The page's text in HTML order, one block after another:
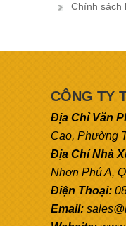
Chính sách
CÔNG TY
Địa Chỉ Văn
Cao, Phường
Địa Chỉ Nhà
Nhơn Phú A,
Điện Thoại:
Email: